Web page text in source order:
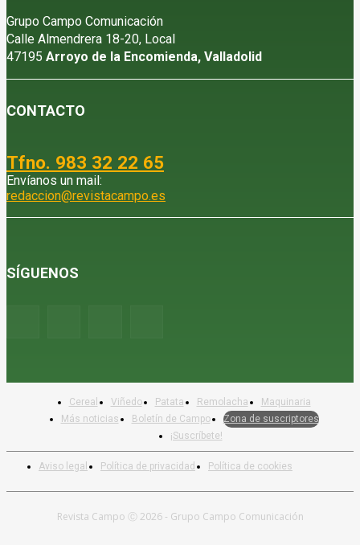
Grupo Campo Comunicación
Calle Almendrera 18-20, Local
47195 Arroyo de la Encomienda, Valladolid
CONTACTO
Tfno. 983 32 22 65
Envíanos un mail:
redaccion@revistacampo.es
SÍGUENOS
Aviso legal Política de privacidad Política de cookies
Cereal Viñedo Patata Remolacha
Maquinaria
Más noticias
Boletín de Campo
Zona de suscriptores
¡Suscríbete!
Revista Campo Ⓒ 2026 - Grupo Campo Comunicación